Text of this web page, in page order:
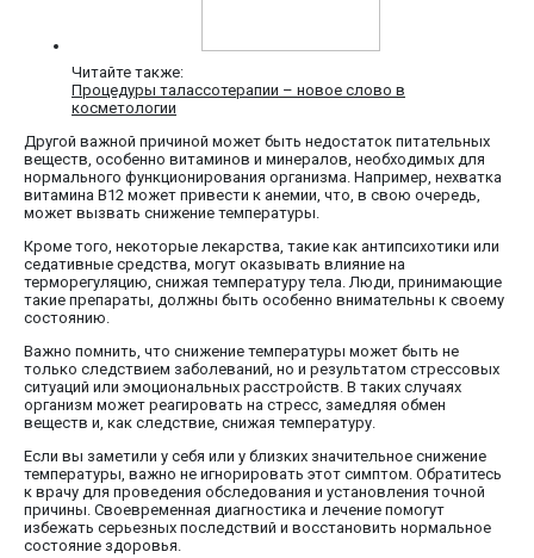
Читайте также:
Процедуры талассотерапии – новое слово в
косметологии
Другой важной причиной может быть недостаток питательных
веществ, особенно витаминов и минералов, необходимых для
нормального функционирования организма. Например, нехватка
витамина B12 может привести к анемии, что, в свою очередь,
может вызвать снижение температуры.
Кроме того, некоторые лекарства, такие как антипсихотики или
седативные средства, могут оказывать влияние на
терморегуляцию, снижая температуру тела. Люди, принимающие
такие препараты, должны быть особенно внимательны к своему
состоянию.
Важно помнить, что снижение температуры может быть не
только следствием заболеваний, но и результатом стрессовых
ситуаций или эмоциональных расстройств. В таких случаях
организм может реагировать на стресс, замедляя обмен
веществ и, как следствие, снижая температуру.
Если вы заметили у себя или у близких значительное снижение
температуры, важно не игнорировать этот симптом. Обратитесь
к врачу для проведения обследования и установления точной
причины. Своевременная диагностика и лечение помогут
избежать серьезных последствий и восстановить нормальное
состояние здоровья.